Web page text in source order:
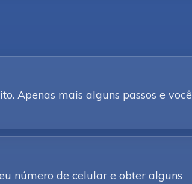
Apenas mais alguns passos e você
número de celular e obter alguns